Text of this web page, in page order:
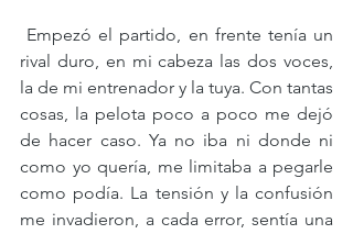
rival duro, en mi cabeza las dos voces,
la de mi entrenador y la tuya. Con tantas
cosas, la pelota poco a poco me dejó
de hacer caso. Ya no iba ni donde ni
como yo quería, me limitaba a pegarle
como podía. La tensión y la confusión
me invadieron, a cada error, sentía una